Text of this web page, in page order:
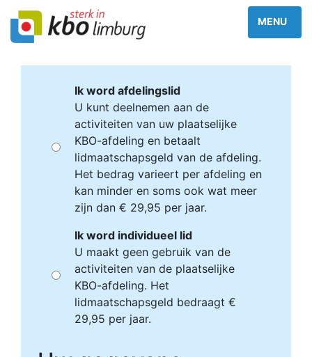
Ik word afdelingslid
U kunt deelnemen aan de
activiteiten van uw plaatselijke
KBO-afdeling en betaalt
lidmaatschapsgeld van de afdeling.
Het bedrag varieert per afdeling en
kan minder en soms ook wat meer
zijn dan € 29,95 per jaar.
Ik word individueel lid
U maakt geen gebruik van de
activiteiten van de plaatselijke
KBO-afdeling. Het
lidmaatschapsgeld bedraagt €
29,95 per jaar.